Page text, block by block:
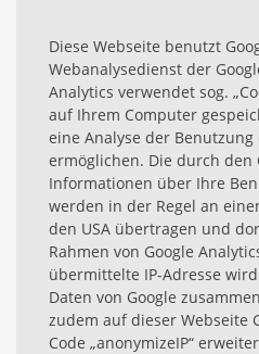
Diese Webseite benutzt
Webanalysedienst der
Analytics verwendet sog.
auf Ihrem Computer
eine Analyse der
ermöglichen. Die durch den
Informationen über Ihre
werden in der Regel an
den USA übertragen und
Rahmen von Google
übermittelte IP-Adresse
Daten von Google
zudem auf dieser Webseite
Code „anonymizeIP“